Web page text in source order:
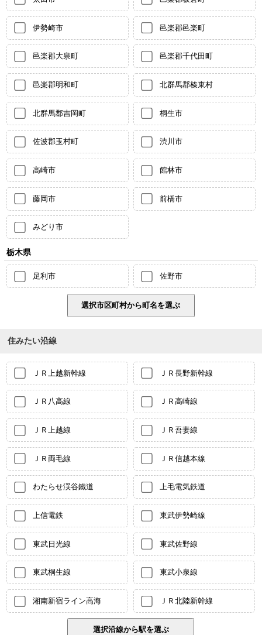
伊勢崎市 邑楽郡邑楽町
邑楽郡大泉町 邑楽郡千代田町
邑楽郡明和町 北群馬郡榛東村
北群馬郡吉岡町 桐生市
佐波郡玉村町 渋川市
高崎市 館林市
藤岡市 前橋市
みどり市
栃木県
足利市 佐野市
住みたい沿線
ＪＲ上越新幹線 ＪＲ長野新幹線
ＪＲ八高線 ＪＲ高崎線
ＪＲ上越線 ＪＲ吾妻線
ＪＲ両毛線 ＪＲ信越本線
わたらせ渓谷鐵道 上毛電気鉄道
上信電鉄 東武伊勢崎線
東武日光線 東武佐野線
東武桐生線 東武小泉線
湘南新宿ライン高海 ＪＲ北陸新幹線